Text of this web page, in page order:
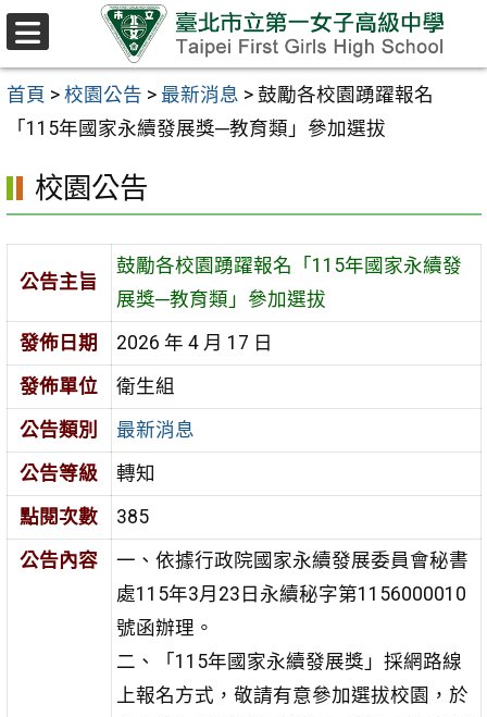
跳至主要內容區
首頁 > 校園公告 > 最新消息 > 鼓勵各校園踴躍報名
「115年國家永續發展獎─教育類」參加選拔
校園公告
公告主旨
鼓勵各校園踴躍報名「115年國家永續發
展獎─教育類」參加選拔
發佈日期
2026 年 4 月 17 日
發佈單位
衛生組
公告類別
最新消息
公告等級
轉知
點閱次數
385
公告內容
一、依據行政院國家永續發展委員會秘書
處115年3月23日永續秘字第1156000010
號函辦理。
二、「115年國家永續發展獎」採網路線
上報名方式，敬請有意參加選拔校園，於
選
單